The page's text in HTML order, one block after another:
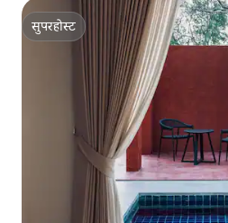
सुपरहोस्ट
सुपरहोस्ट